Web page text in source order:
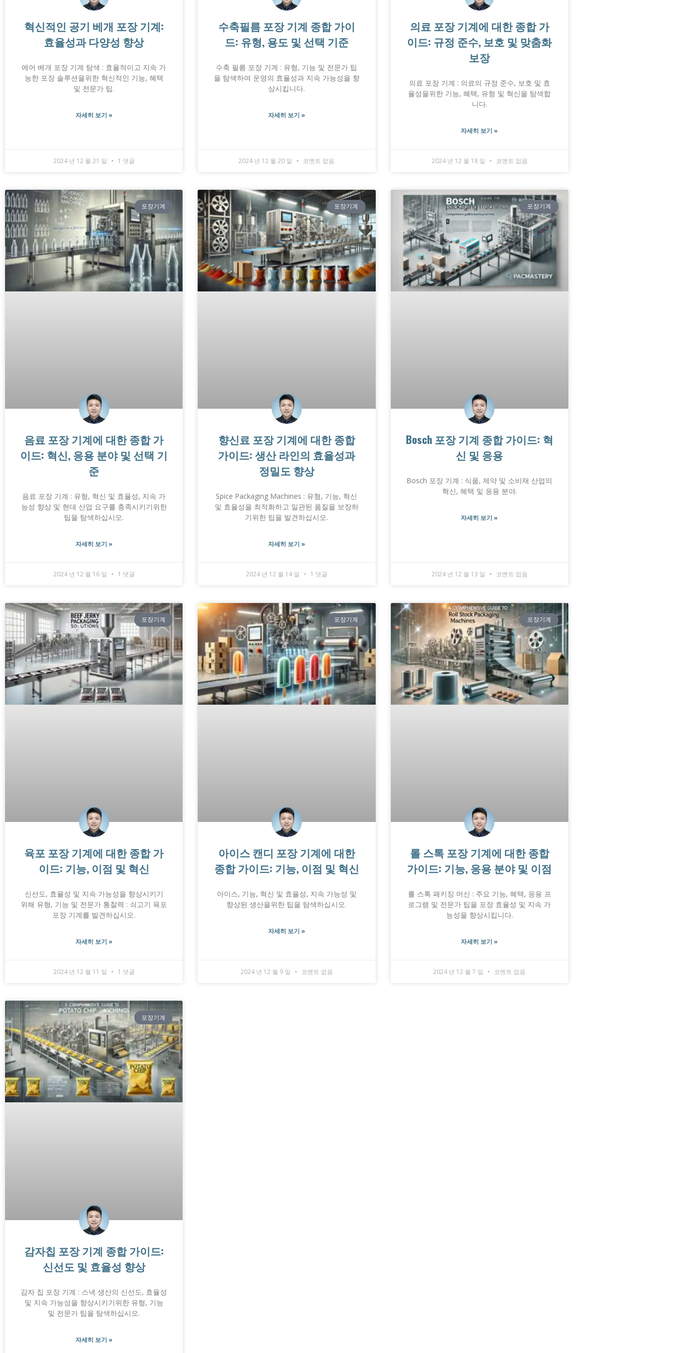
혁신적인 공기 베개 포장 기계:
효율성과 다양성 향상
에어 베개 포장 기계 탐색 : 효율적이고 지속 가
능한 포장 솔루션을위한 혁신적인 기능, 혜택
및 전문가 팁.
자세히 보기 »
2024 년 12 월 21 일 1 댓글
수축필름 포장 기계 종합 가이
드: 유형, 용도 및 선택 기준
수축 필름 포장 기계 : 유형, 기능 및 전문가 팁
을 탐색하여 운영의 효율성과 지속 가능성을 향
상시킵니다.
자세히 보기 »
2024 년 12 월 20 일 코멘트 없음
의료 포장 기계에 대한 종합 가
이드: 규정 준수, 보호 및 맞춤화
보장
의료 포장 기계 : 의료의 규정 준수, 보호 및 효
율성을위한 기능, 혜택, 유형 및 혁신을 탐색합
니다.
자세히 보기 »
2024 년 12 월 18 일 코멘트 없음
포장기계
음료 포장 기계에 대한 종합 가
이드: 혁신, 응용 분야 및 선택 기
준
음료 포장 기계 : 유형, 혁신 및 효율성, 지속 가
능성 향상 및 현대 산업 요구를 충족시키기위한
팁을 탐색하십시오.
자세히 보기 »
2024 년 12 월 16 일 1 댓글
포장기계
향신료 포장 기계에 대한 종합
가이드: 생산 라인의 효율성과
정밀도 향상
Spice Packaging Machines : 유형, 기능, 혁신
및 효율성을 최적화하고 일관된 품질을 보장하
기위한 팁을 발견하십시오.
자세히 보기 »
2024 년 12 월 14 일 1 댓글
포장기계
Bosch 포장 기계 종합 가이드: 혁
신 및 응용
Bosch 포장 기계 : 식품, 제약 및 소비재 산업의
혁신, 혜택 및 응용 분야.
자세히 보기 »
2024 년 12 월 13 일 코멘트 없음
포장기계
육포 포장 기계에 대한 종합 가
이드: 기능, 이점 및 혁신
신선도, 효율성 및 지속 가능성을 향상시키기
위해 유형, 기능 및 전문가 통찰력 : 쇠고기 육포
포장 기계를 발견하십시오.
자세히 보기 »
2024 년 12 월 11 일 1 댓글
포장기계
아이스 캔디 포장 기계에 대한
종합 가이드: 기능, 이점 및 혁신
아이스, 기능, 혁신 및 효율성, 지속 가능성 및
향상된 생산을위한 팁을 탐색하십시오.
자세히 보기 »
2024 년 12 월 9 일 코멘트 없음
포장기계
롤 스톡 포장 기계에 대한 종합
가이드: 기능, 응용 분야 및 이점
롤 스톡 패키징 머신 : 주요 기능, 혜택, 응용 프
로그램 및 전문가 팁을 포장 효율성 및 지속 가
능성을 향상시킵니다.
자세히 보기 »
2024 년 12 월 7 일 코멘트 없음
포장기계
감자칩 포장 기계 종합 가이드:
신선도 및 효율성 향상
감자 칩 포장 기계 : 스낵 생산의 신선도, 효율성
및 지속 가능성을 향상시키기위한 유형, 기능
및 전문가 팁을 탐색하십시오.
자세히 보기 »